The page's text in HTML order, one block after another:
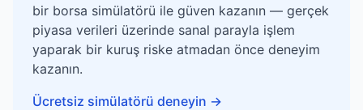
bir borsa simülatörü ile güven kazanın — gerçek
piyasa verileri üzerinde sanal parayla işlem
yaparak bir kuruş riske atmadan önce deneyim
kazanın.
Ücretsiz simülatörü deneyin →